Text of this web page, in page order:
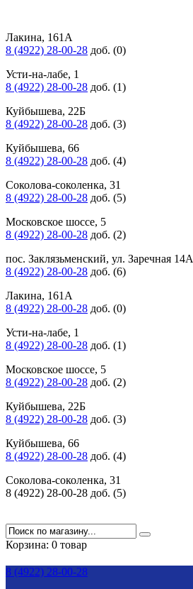
Лакина, 161А
8 (4922) 28-00-28 доб. (0)
Усти-на-лабе, 1
8 (4922) 28-00-28 доб. (1)
Куйбышева, 22Б
8 (4922) 28-00-28 доб. (3)
Куйбышева, 66
8 (4922) 28-00-28 доб. (4)
Соколова-соколенка, 31
8 (4922) 28-00-28 доб. (5)
Московское шоссе, 5
8 (4922) 28-00-28 доб. (2)
пос. Заклязьменский, ул. Заречная 14А
8 (4922) 28-00-28 доб. (6)
Лакина, 161А
8 (4922) 28-00-28 доб. (0)
Усти-на-лабе, 1
8 (4922) 28-00-28 доб. (1)
Московское шоссе, 5
8 (4922) 28-00-28 доб. (2)
Куйбышева, 22Б
8 (4922) 28-00-28 доб. (3)
Куйбышева, 66
8 (4922) 28-00-28 доб. (4)
Соколова-соколенка, 31
8 (4922) 28-00-28 доб. (5)
Корзина: 0 товар
8 (4922) 28-00-28